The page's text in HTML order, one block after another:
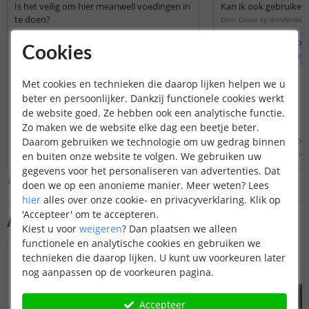
Aanvullende producten
Is het veilig om hier meanwell voedingen in
te doen?
Door thom op vrijdag 6 februari 2026
Zo lang de voeding hier in past, kunt u
in plaatsen.
Bekijkheleantwoord
Door Louise op vrijdag 6 februari 2026
Kan ik ook
Door David op donderdag
Driboxen kunt u
producten buiten
Bekijkhele
Door Levi op vrijdag 18
Bekijk alle Vraag & antwoord
Cookies
Met cookies en technieken die daarop lijken helpen we u
beter en persoonlijker. Dankzij functionele cookies werkt
de website goed. Ze hebben ook een analytische functie.
Zo maken we de website elke dag een beetje beter.
Daarom gebruiken we technologie om uw gedrag binnen
en buiten onze website te volgen. We gebruiken uw
gegevens voor het personaliseren van advertenties. Dat
doen we op een anonieme manier. Meer weten? Lees
hier alles over onze cookie- en privacyverklaring. Klik op
'Accepteer' om te accepteren.
Kiest u voor weigeren? Dan plaatsen we alleen
functionele en analytische cookies en gebruiken we
technieken die daarop lijken. U kunt uw voorkeuren later
nog aanpassen op de voorkeuren pagina.
Accepteer